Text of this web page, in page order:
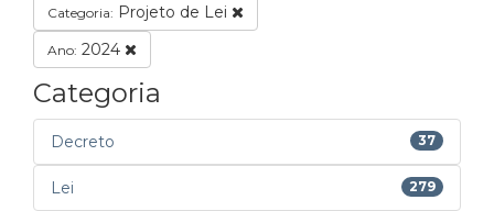
Categoria: Projeto de Lei
Ano: 2024
Categoria
Decreto 37
Lei 279